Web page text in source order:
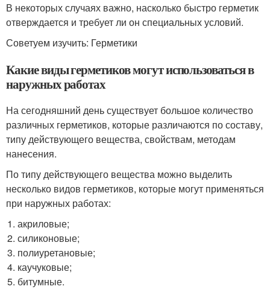
В некоторых случаях важно, насколько быстро герметик
отверждается и требует ли он специальных условий.
Советуем изучить: Герметики
Какие виды герметиков могут использоваться в
наружных работах
На сегодняшний день существует большое количество
различных герметиков, которые различаются по составу,
типу действующего вещества, свойствам, методам
нанесения.
По типу действующего вещества можно выделить
несколько видов герметиков, которые могут применяться
при наружных работах:
акриловые;
силиконовые;
полиуретановые;
каучуковые;
битумные.